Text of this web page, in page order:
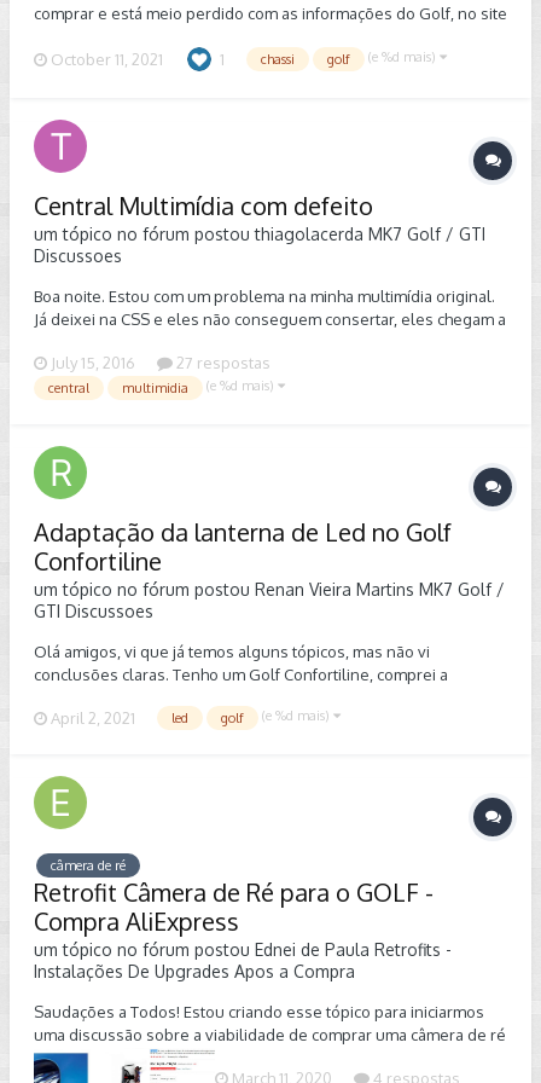
comprar e está meio perdido com as informações do Golf, no site
algumas coisas como: - Região de fabricação - Data de fabricação
October 11, 2021 1 chassi golf (e %d mais)
Central Multimídia com defeito
um tópico no fórum postouthiagolacerda MK7 Golf / GTI
Discussoes
Boa noite. Estou com um problema na minha multimídia original.
Já deixei na CSS e eles não conseguem consertar, eles chegam a
problema volta. A tela fica toda azul com a seguinte mensagem
"Please Insert update media" Alguém teria alguma sugestão?
July 15, 2016 27 respostas
central multimidia (e %d mais)
Adaptação da lanterna de Led no Golf
Confortiline
um tópico no fórum postou Renan Vieira Martins MK7 Golf /
GTI Discussoes
Olá amigos, vi que já temos alguns tópicos, mas não vi
conclusões claras. Tenho um Golf Confortiline, comprei a
acendendo a seta (parte que fica no porta mala) e ré do lado
que era americano.
April 2, 2021 led golf (e %d mais)
câmera de ré
Retrofit Câmera de Ré para o GOLF -
Compra AliExpress
um tópico no fórum postou Ednei de Paula Retrofits -
Instalações De Upgrades Apos a Compra
Saudações a Todos! Estou criando esse tópico para iniciarmos
uma discussão sobre a viabilidade de comprar uma câmera de ré
retrofit retrátil para o GOLF no AliExpress Para que Eu e outros
March 11, 2020
4 respostas